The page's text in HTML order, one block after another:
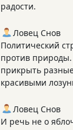
радости.
Ловец Снов
Политический
против
прикрыть
красивыми
Ловец Снов
И речь не о